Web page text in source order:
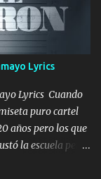
yo y la luna
qué será de mí si
en el fondo te
Lyrics
Lyrics Cuando
puro cartel
años pero los que
la escuela pero